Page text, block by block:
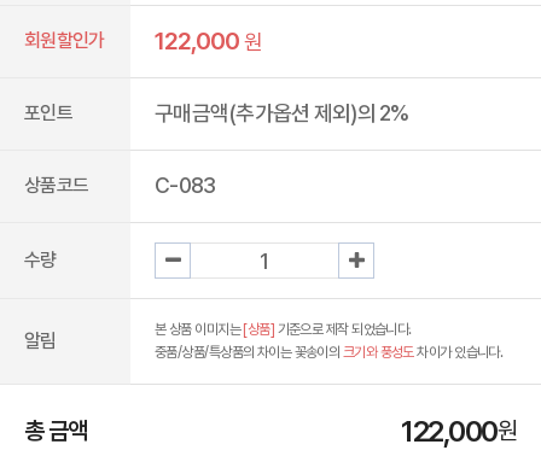
회원할인가 122,000원
포인트 구매금액(추가옵션 제외)의 2%
상품코드 C-083
수량
알림 본 상품 이미지는 [상품] 기준으로 제작 되었습니다.
중품/상품/특상품의 차이는 꽃송이의 크기와 풍성도차이가 있습니다.
총 금액 122,000원